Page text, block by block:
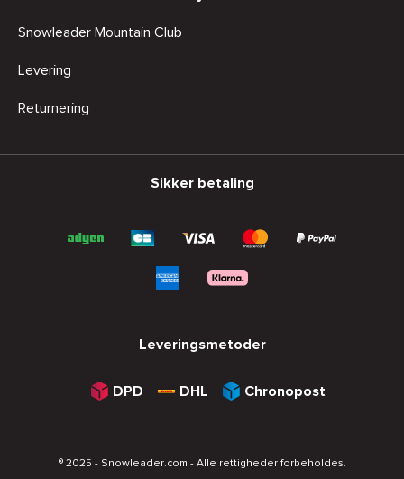
Snowleader Mountain Club
Levering
Returnering
Sikker betaling
Leveringsmetoder
DPD DHL Chronopost
® 2025 - Snowleader.com - Alle rettigheder forbeholdes.